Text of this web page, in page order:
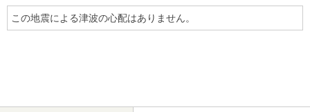
この地震による津波の心配はありません。